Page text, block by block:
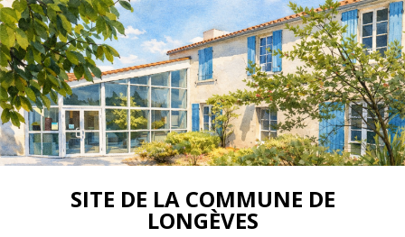
SITE DE LA COMMUNE DE
LONGÈVES